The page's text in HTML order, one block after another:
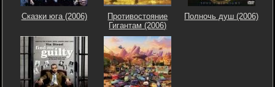
Сказки юга (2006)
Противостояние
Гигантам (2006)
Полночь душ (2006)